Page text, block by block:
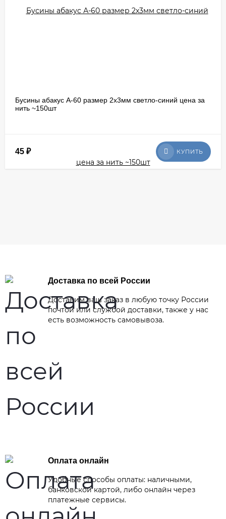
Бусины абакус А-60 размер 2х3мм светло-синий цена за
нить ~150шт
45 ₽ КУПИТЬ
Доставка по всей России
Доставим ваш заказ в любую точку России
почтой или службой доставки, также у нас
есть возможность самовывоза.
Оплата онлайн
Удобные способы оплаты: наличными,
банковской картой, либо онлайн через
платежные сервисы.